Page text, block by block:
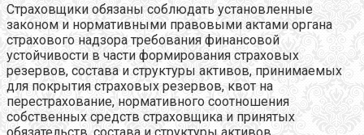
Страховщики обязаны соблюдать установленные
законом и нормативными правовыми актами органа
страхового надзора требования финансовой
устойчивости в части формирования страховых
резервов, состава и структуры активов, принимаемых
для покрытия страховых резервов, квот на
перестрахование, нормативного соотношения
собственных средств страховщика и принятых
обязательств, состава и структуры активов,